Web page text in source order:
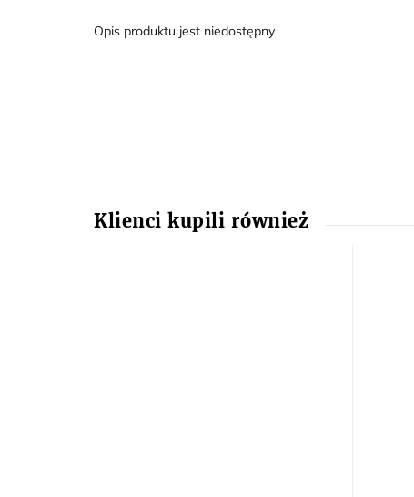
Opis produktu jest niedostępny